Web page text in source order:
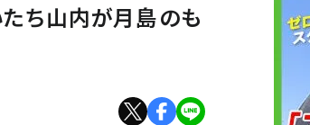
たち山内が月島のも